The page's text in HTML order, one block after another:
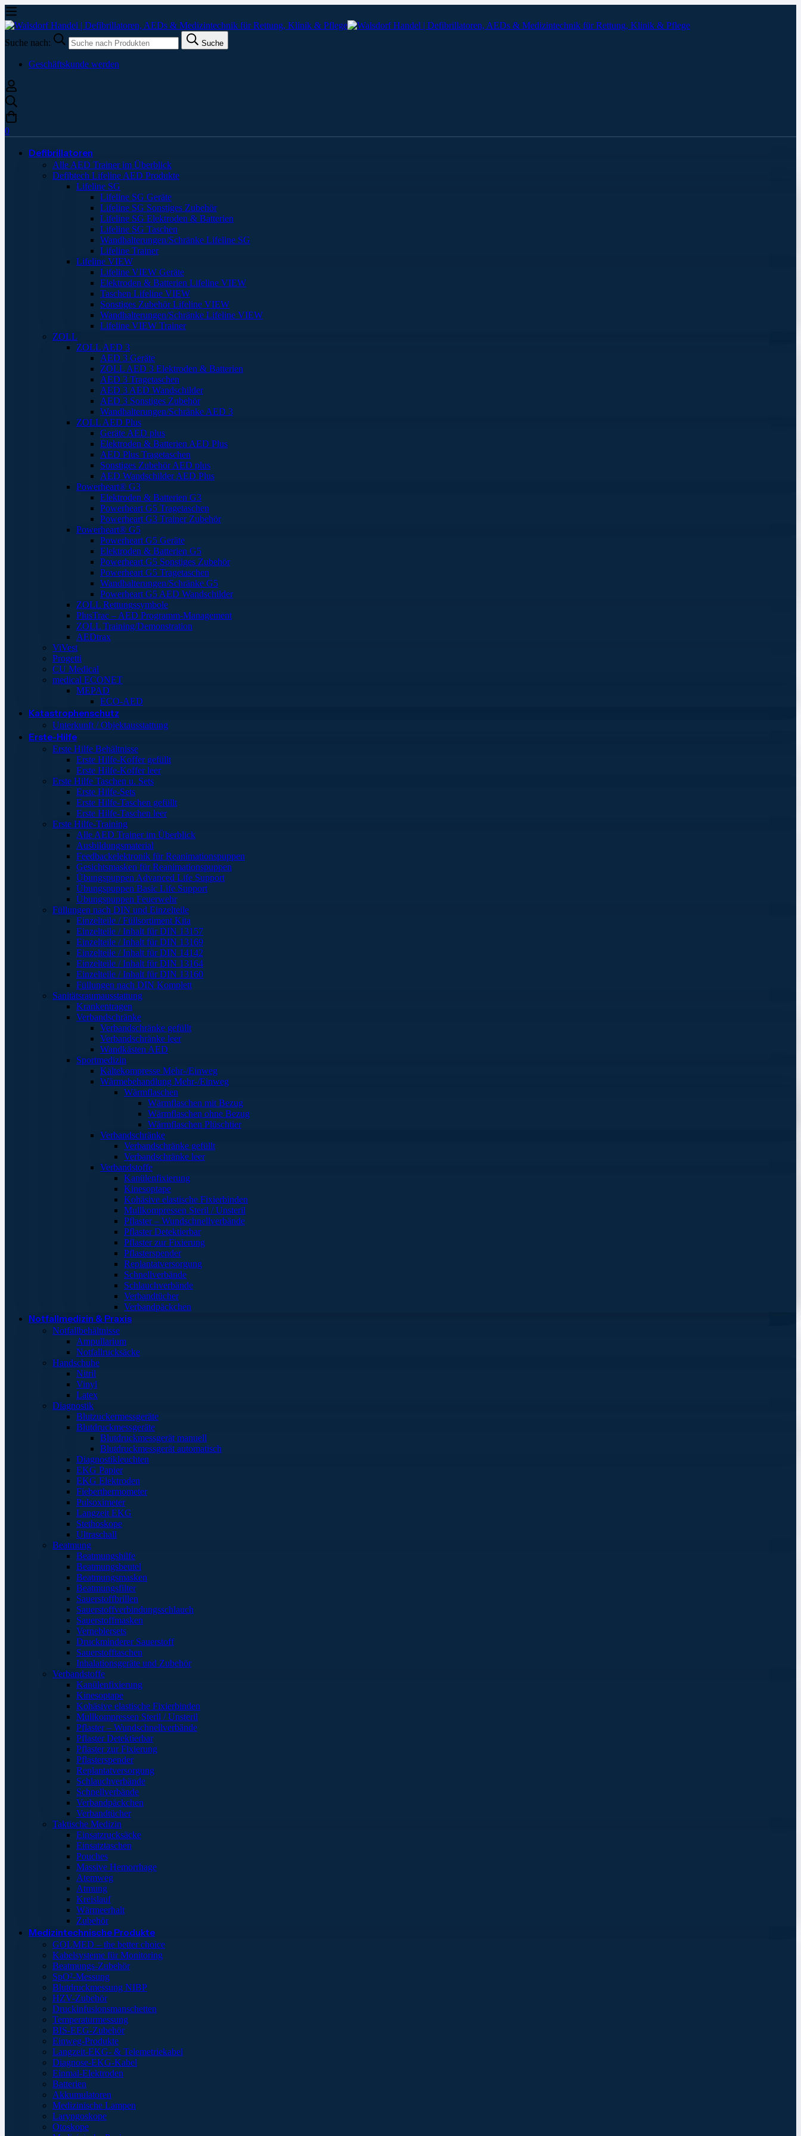
Suche nach: Suche
Geschäftskunde werden
0
Defibrillatoren
Alle AED Trainer im Überblick
Defibtech Lifeline AED Produkte
Lifeline SG
Lifeline SG Geräte
Lifeline SG Sonstiges Zubehör
Lifeline SG Elektroden & Batterien
Lifeline SG Taschen
Wandhalterungen/Schränke Lifeline SG
Lifeline Trainer
Lifeline VIEW
Lifeline VIEW Geräte
Elektroden & Batterien Lifeline VIEW
Taschen Lifeline VIEW
Sonstiges Zubehör Lifeline VIEW
Wandhalterungen/Schränke Lifeline VIEW
Lifeline VIEW Trainer
ZOLL
ZOLL AED 3
AED 3 Geräte
ZOLL AED 3 Elektroden & Batterien
AED 3 Tragetaschen
AED 3 AED Wandschilder
AED 3 Sonstiges Zubehör
Wandhalterungen/Schränke AED 3
ZOLL AED Plus
Geräte AED plus
Elektroden & Batterien AED Plus
AED Plus Tragetaschen
Sonstiges Zubehör AED plus
AED Wandschilder AED Plus
Powerheart® G3
Elektroden & Batterien G3
Powerheart G5 Tragetaschen
Powerheart G3 Trainer Zubehör
Powerheart® G5
Powerheart G5 Geräte
Elektroden & Batterien G5
Powerheart G5 Sonstiges Zubehör
Powerheart G5 Tragetaschen
Wandhalterungen/Schränke G5
Powerheart G5 AED Wandschilder
ZOLL Rettungssymbole
PlusTrac – AED Programm-Management
ZOLL Training/Demonstration
AEDtrax
ViVest
Progetti
CU Medical
medical ECONET
MEPAD
ECO-AED
Katastrophenschutz
Unterkunft / Objektausstattung
Erste-Hilfe
Erste Hilfe Behältnisse
Erste Hilfe-Koffer gefüllt
Erste Hilfe-Koffer leer
Erste Hilfe Taschen u. Sets
Erste Hilfe-Sets
Erste Hilfe-Taschen gefüllt
Erste Hilfe-Taschen leer
Erste Hilfe-Training
Alle AED Trainer im Überblick
Ausbildungsmaterial
Feedbackelektronik für Reanimationspuppen
Gesichtsmasken für Reanimationspuppen
Übungspuppen Advanced Life Support
Übungspuppen Basic Life Support
Übungspuppen Feuerwehr
Füllungen nach DIN und Einzelteile
Einzelteile / Füllsortiment Kita
Einzelteile / Inhalt für DIN 13157
Einzelteile / Inhalt für DIN 13169
Einzelteile / Inhalt für DIN 14142
Einzelteile / Inhalt für DIN 13164
Einzelteile / Inhalt für DIN 13160
Füllungen nach DIN Komplett
Sanitätsraumausstattung
Krankentragen
Verbandschränke
Verbandschränke gefüllt
Verbandschränke leer
Wandkästen AED
Sportmedizin
Kältekompresse Mehr-/Einweg
Wärmebehandlung Mehr-/Einweg
Wärmflaschen
Wärmflaschen mit Bezug
Wärmflaschen ohne Bezug
Wärmflaschen Plüschtier
Verbandschränke
Verbandschränke gefüllt
Verbandschränke leer
Verbandstoffe
Kanülenfixierung
Kinesoptape
Kohäsive elastische Fixierbinden
Mullkompressen Steril / Unsteril
Pflaster – Wundschnellverbände
Pflaster Detektierbar
Pflaster zur Fixierung
Pflasterspender
Replantatversorgung
Schnellverbände
Schlauchverbände
Verbandtücher
Verbandpäckchen
Notfallmedizin & Praxis
Notfallbehältnisse
Ampullarium
Notfallrucksäcke
Handschuhe
Nitril
Vinyl
Latex
Diagnostik
Blutzuckermessgeräte
Blutdruckmessgeräte
Blutdruckmessgerät manuell
Blutdruckmessgerät automatisch
Diagnostikleuchten
EKG Papier
EKG Elektroden
Fieberthermometer
Pulsoximeter
Langzeit EKG
Stethoskope
Ultraschall
Beatmung
Beatmungshilfe
Beatmungsbeutel
Beatmungsmasken
Beatmungsfilter
Sauerstoffbrillen
Sauerstoffverbindungsschlauch
Sauerstoffmasken
Verneblersets
Druckminderer Sauerstoff
Sauerstofftaschen
Inhalationsgeräte und Zubehör
Verbandstoffe
Kanülenfixierung
Kinesoptape
Kohäsive elastische Fixierbinden
Mullkompressen Steril / Unsteril
Pflaster – Wundschnellverbände
Pflaster Detektierbar
Pflaster zur Fixierung
Pflasterspender
Replantatversorgung
Schlauchverbände
Schnellverbände
Verbandpäckchen
Verbandtücher
Taktische Medizin
Einsatzrucksäcke
Einsatztaschen
Pouches
Massive Hemorrhage
Atemweg
Atmung
Kreislauf
Wärmeerhalt
Zubehör
Medizintechnische Produkte
GOLMED – the better choice
Kabelsysteme für Monitoring
Beatmungs-Zubehör
SpO²-Messung
Blutdruckmessung NIBP
HZV-Zubehör
Druckinfusionsmanschetten
Temperaturmessung
BIS-EEG-Zubehör
Einweg-Produkte
Langzeit-EKG- & Telemetriekabel
Diagnose-EKG-Kabel
Einmal-Elektroden
Batterien
Akkumulatoren
Medizinische Lampen
Laryngoskope
Otoskope